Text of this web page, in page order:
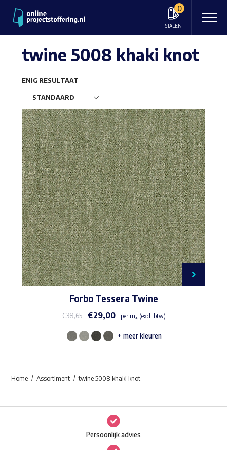
0
STALEN
twine 5008 khaki knot
ENIG RESULTAAT
Forbo Tessera Twine
€38,65 €29,00 per m² (excl. btw)
Dit
Deze
optie
kan
+ meer kleuren
Home Assortiment twine 5008 khaki knot
Persoonlijk advies